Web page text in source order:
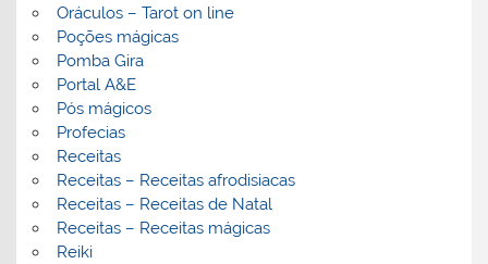
Oráculos – Tarot on line
Poções mágicas
Pomba Gira
Portal A&E
Pós mágicos
Profecias
Receitas
Receitas – Receitas afrodisiacas
Receitas – Receitas de Natal
Receitas – Receitas mágicas
Reiki